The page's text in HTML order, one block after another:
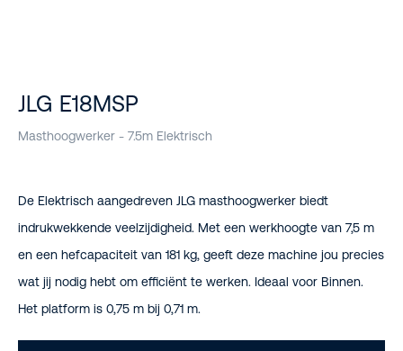
JLG E18MSP
Masthoogwerker - 7.5m Elektrisch
De Elektrisch aangedreven JLG masthoogwerker biedt
indrukwekkende veelzijdigheid. Met een werkhoogte van 7,5 m
en een hefcapaciteit van 181 kg, geeft deze machine jou precies
wat jij nodig hebt om efficiënt te werken. Ideaal voor Binnen.
Het platform is 0,75 m bij 0,71 m.